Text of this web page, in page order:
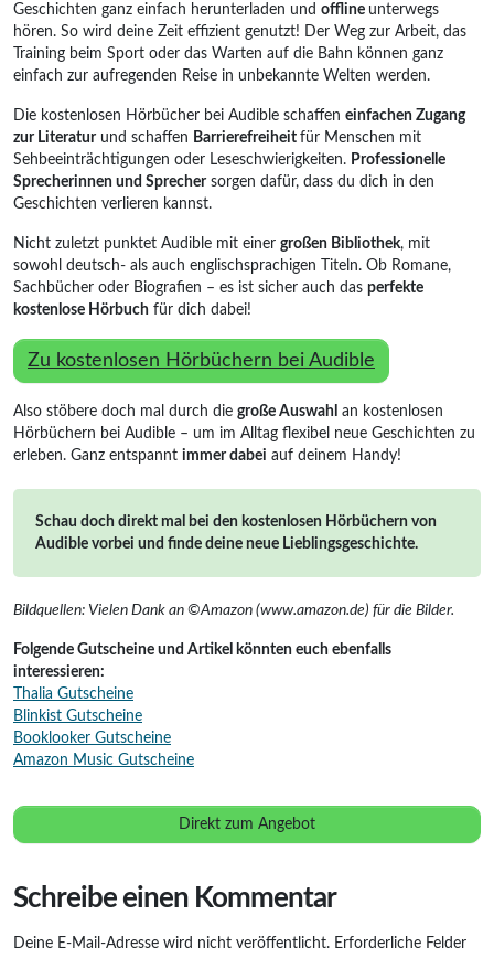
Geschichten ganz einfach herunterladen und offline unterwegs
hören. So wird deine Zeit effizient genutzt! Der Weg zur Arbeit, das
Training beim Sport oder das Warten auf die Bahn können ganz
einfach zur aufregenden Reise in unbekannte Welten werden.
Die kostenlosen Hörbücher bei Audible schaffen einfachen Zugang
zur Literaturund schaffen Barrierefreiheit für Menschen mit
Sehbeeinträchtigungen oder Leseschwierigkeiten. Professionelle
Sprecherinnen und Sprechersorgen dafür, dass du dich in den
Geschichten verlieren kannst.
Nicht zuletzt punktet Audible mit einer großen Bibliothek, mit
sowohl deutsch- als auch englischsprachigen Titeln. Ob Romane,
Sachbücher oder Biografien – es ist sicher auch das perfekte
kostenlose Hörbuch für dich dabei!
Zu kostenlosen Hörbüchern bei Audible
Also stöbere doch mal durch die große Auswahl an kostenlosen
Hörbüchern bei Audible – um im Alltag flexibel neue Geschichten zu
erleben. Ganz entspannt immer dabei auf deinem Handy!
Schau doch direkt mal bei den kostenlosen Hörbüchern von
Audible vorbei und finde deine neue Lieblingsgeschichte.
Bildquellen: Vielen Dank an ©Amazon (www.amazon.de) für die Bilder.
Folgende Gutscheine und Artikel könnten euch ebenfalls
interessieren:
Thalia Gutscheine
Blinkist Gutscheine
Booklooker Gutscheine
Amazon Music Gutscheine
Direkt zum Angebot
Schreibe einen Kommentar
Deine E-Mail-Adresse wird nicht veröffentlicht. Erforderliche Felder